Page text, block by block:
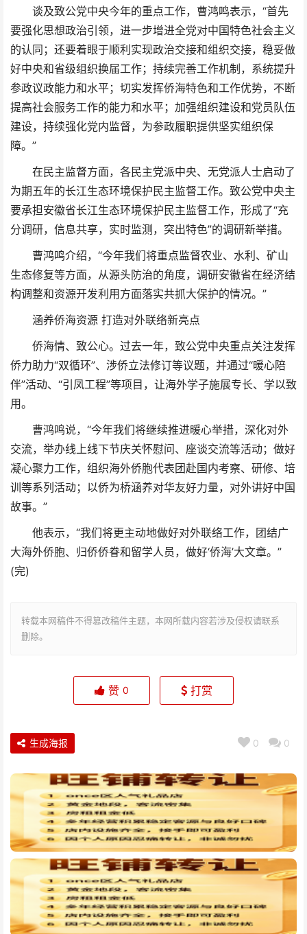
谈及致公党中央今年的重点工作，曹鸿鸣表示，“首先
要强化思想政治引领，进一步增进全党对中国特色社会主义
的认同；还要着眼于顺利实现政治交接和组织交接，稳妥做
好中央和省级组织换届工作；持续完善工作机制，系统提升
参政议政能力和水平；切实发挥侨海特色和工作优势，不断
提高社会服务工作的能力和水平；加强组织建设和党员队伍
建设，持续强化党内监督，为参政履职提供坚实组织保
障。”
在民主监督方面，各民主党派中央、无党派人士启动了
为期五年的长江生态环境保护民主监督工作。致公党中央主
要承担安徽省长江生态环境保护民主监督工作，形成了“充
分调研，信息共享，实时监测，突出特色”的调研新举措。
曹鸿鸣介绍，“今年我们将重点监督农业、水利、矿山
生态修复等方面，从源头防治的角度，调研安徽省在经济结
构调整和资源开发利用方面落实共抓大保护的情况。”
涵养侨海资源 打造对外联络新亮点
侨海情、致公心。过去一年，致公党中央重点关注发挥
侨力助力“双循环”、涉侨立法修订等议题，并通过“暖心陪
伴”活动、“引凤工程”等项目，让海外学子施展专长、学以致
用。
曹鸿鸣说，“今年我们将继续推进暖心举措，深化对外
交流，举办线上线下节庆关怀慰问、座谈交流等活动；做好
凝心聚力工作，组织海外侨胞代表团赴国内考察、研修、培
训等系列活动；以侨为桥涵养对华友好力量，对外讲好中国
故事。”
他表示，“我们将更主动地做好对外联络工作，团结广
大海外侨胞、归侨侨眷和留学人员，做好‘侨海’大文章。”
(完)
转载本网稿件不得篡改稿件主题，本网所载内容若涉及侵权请联系
删除。
赞 0 打赏
0 0
生成海报